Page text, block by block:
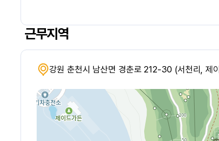
근무지역
강원 춘천시 남산면 경춘로 212-30 (서천리, 제